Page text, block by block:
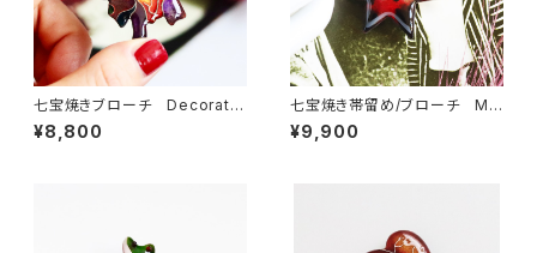
七宝焼きブローチ Decorate
d heart(outlet)
¥8,800
七宝焼き帯留め/ブローチ My
dark star
¥9,900